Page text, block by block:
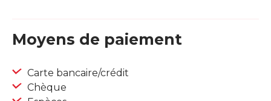
Moyens de paiement
Carte bancaire/crédit
Chèque